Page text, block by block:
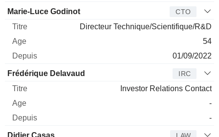
Marie-Luce Godinot CTO
Directeur Technique/Scientifique/R&D
54
01/09/2022
Frédérique Delavaud IRC
Investor Relations Contact
-
-
Didier Casas LAW